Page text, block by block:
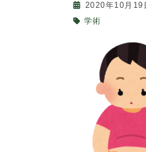
2020年10月19
学術